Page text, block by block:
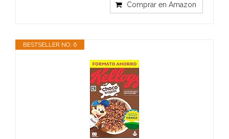
Comprar en Amazon
BESTSELLER NO. 6